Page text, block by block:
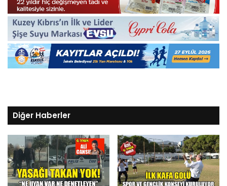
Diğer Haberler